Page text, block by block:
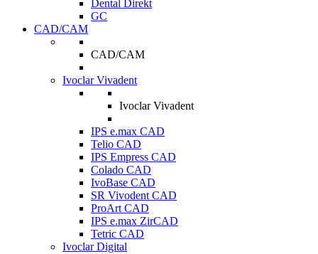
Dental Direkt
GC
CAD/CAM
CAD/CAM
Ivoclar Vivadent
Ivoclar Vivadent
IPS e.max CAD
Telio CAD
IPS Empress CAD
Colado CAD
IvoBase CAD
SR Vivodent CAD
ProArt CAD
IPS e.max ZirCAD
Tetric CAD
Ivoclar Digital